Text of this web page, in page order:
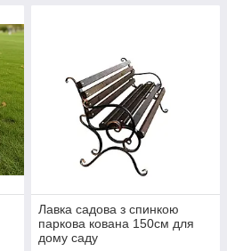
Лавка садова з спинкою
паркова кована 150см для
дому саду